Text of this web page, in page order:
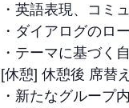
・英語表現、コミ
・ダイアログのロ
・テーマに基づく
[休憩] 休憩後 席替
・新たなグループ